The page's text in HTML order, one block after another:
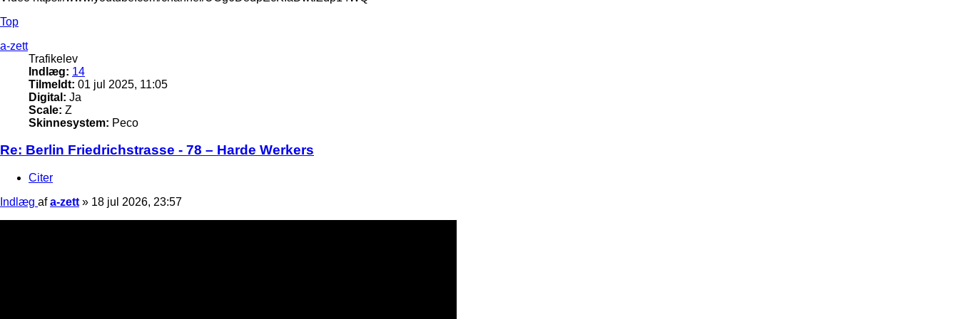
Top
a-zett
Trafikelev
Indlæg: 14
Tilmeldt: 01 jul 2025, 11:05
Digital: Ja
Scale: Z
Skinnesystem: Peco
Re: Berlin Friedrichstrasse - 78 – Harde Werkers
Citer
Indlæg afa-zett » 18 jul 2026, 23:57